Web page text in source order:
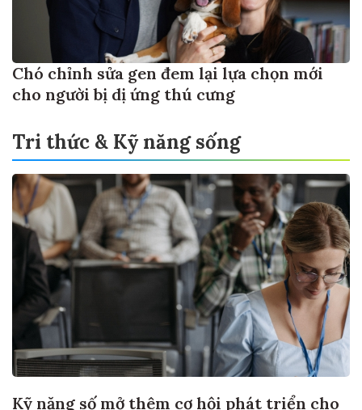
Chó chỉnh sửa gen đem lại lựa chọn mới
cho người bị dị ứng thú cưng
Tri thức & Kỹ năng sống
Kỹ năng số mở thêm cơ hội phát triển cho